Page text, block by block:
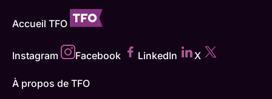
Accueil TFO
Instagram Facebook LinkedIn X
À propos de TFO